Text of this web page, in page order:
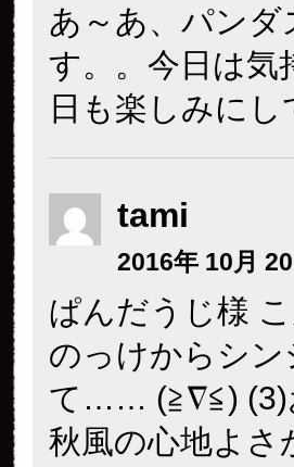
あ～あ、パン
す。。今日は気
日も楽しみにし
tami
2016年 10月 20
ぱんだうじ様
のっけからシ
て…… (≧∇≦) (3)
秋風の心地よ